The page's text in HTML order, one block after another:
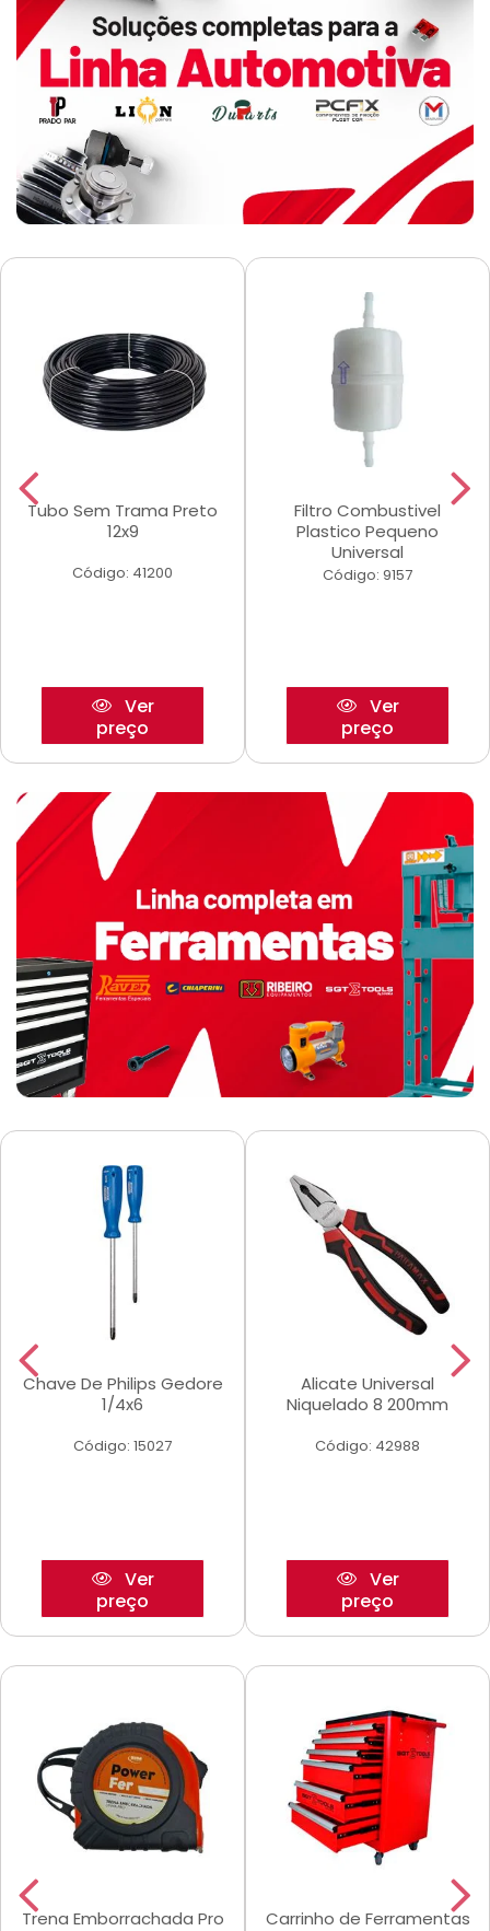
Tubo Sem Trama Preto
12x9
Código: 41200
Ver
preço
Filtro Combustivel
Plastico Pequeno
Universal
Código: 9157
Ver
preço
Chave De Philips Gedore
1/4x6
Código: 15027
Ver
preço
Alicate Universal
Niquelado 8 200mm
Código: 42988
Ver
preço
Trena Emborrachada Pro
Carrinho de Ferramentas